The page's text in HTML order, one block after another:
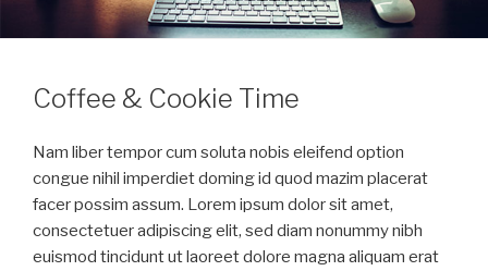
Coffee & Cookie Time
Nam liber tempor cum soluta nobis eleifend option
congue nihil imperdiet doming id quod mazim placerat
facer possim assum. Lorem ipsum dolor sit amet,
consectetuer adipiscing elit, sed diam nonummy nibh
euismod tincidunt ut laoreet dolore magna aliquam erat